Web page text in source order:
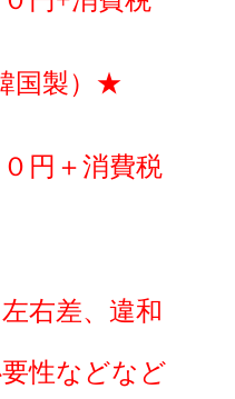
国製）★
円＋消費税
右差、違和
性などなど